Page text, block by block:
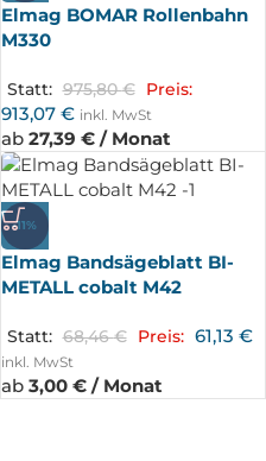
Elmag BOMAR Rollenbahn
M330
Statt: 975,80€ Preis:
913,07 € inkl. MwSt
ab 27,39 € / Monat
-11%
Elmag Bandsägeblatt BI-
METALL cobalt M42
Statt: 68,46€ Preis: 61,13 €
inkl. MwSt
ab 3,00 € / Monat